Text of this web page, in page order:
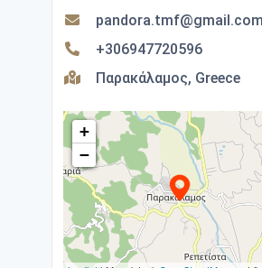
pandora.tmf@gmail.com
+306947720596
Παρακάλαμος, Greece
+
−